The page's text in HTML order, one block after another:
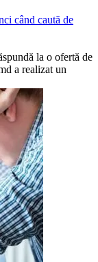
când caută de
la o ofertă de
a realizat un